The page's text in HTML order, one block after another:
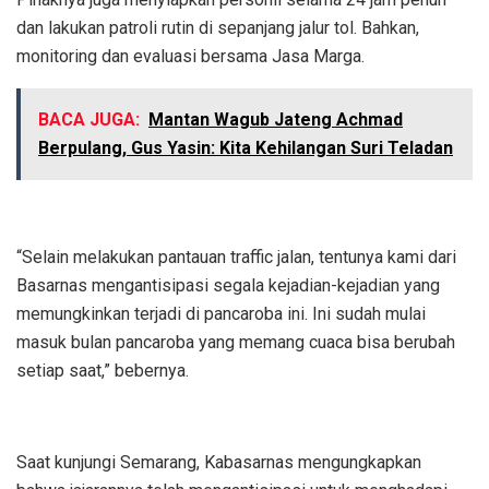
dan lakukan patroli rutin di sepanjang jalur tol. Bahkan,
monitoring dan evaluasi bersama Jasa Marga.
BACA JUGA: Mantan Wagub Jateng Achmad
Berpulang, Gus Yasin: Kita Kehilangan Suri Teladan
“Selain melakukan pantauan traffic jalan, tentunya kami dari
Basarnas mengantisipasi segala kejadian-kejadian yang
memungkinkan terjadi di pancaroba ini. Ini sudah mulai
masuk bulan pancaroba yang memang cuaca bisa berubah
setiap saat,” bebernya.
Saat kunjungi Semarang, Kabasarnas mengungkapkan